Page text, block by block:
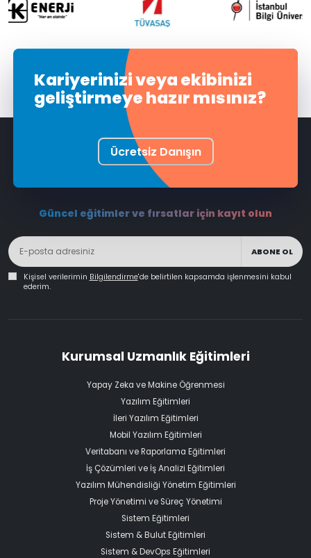
Kariyerinizi veya ekibinizi
geliştirmeye hazır mısınız?
Ücretsiz Danışın
Güncel eğitimler ve fırsatlar için kayıt olun
ABONE OL
Kişisel verilerimin Bilgilendirme'de belirtilen kapsamda işlenmesini kabul
ederim.
Kurumsal Uzmanlık Eğitimleri
Yapay Zeka ve Makine Öğrenmesi
Yazılım Eğitimleri
İleri Yazılım Eğitimleri
Mobil Yazılım Eğitimleri
Veritabanı ve Raporlama Eğitimleri
İş Çözümleri ve İş Analizi Eğitimleri
Yazılım Mühendisliği Yönetim Eğitimleri
Proje Yönetimi ve Süreç Yönetimi
Sistem Eğitimleri
Sistem & Bulut Eğitimleri
Sistem & DevOps Eğitimleri